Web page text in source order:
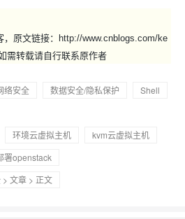
，原文链接：http://www.cnblogs.com/ke
需转载请自行联系原作者
络安全 数据安全/隐私保护
Shell
环境云虚拟主机
kvm云虚拟主机
署openstack
> 文章 > 正文